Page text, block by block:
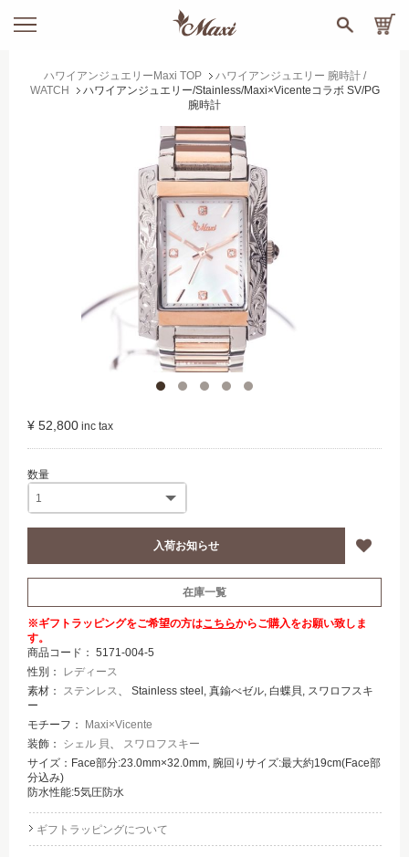
ハワイアンジュエリーMaxi TOP
ハワイアンジュエリー 腕時計 /
WATCH
ハワイアンジュエリー/Stainless/Maxi×Vicenteコラボ SV/PG
腕時計
¥ 52,800
在庫一覧
※ギフトラッピングをご希望の方はこちらからご購入をお願い致しま
す。
商品コード： 5171-004-5
性別：
レディース
素材： ステンレス、 Stainless steel, 真鍮べゼル, 白蝶貝, スワロフスキ
ー
モチーフ：
Maxi×Vicente
装飾： シェル 貝 、 スワロフスキー
サイズ：Face部分:23.0mm×32.0mm, 腕回りサイズ:最大約19cm(Face部
分込み)
防水性能:5気圧防水
ギフトラッピングについて